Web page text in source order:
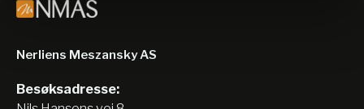
Nerliens Meszansky AS
Besøksadresse: